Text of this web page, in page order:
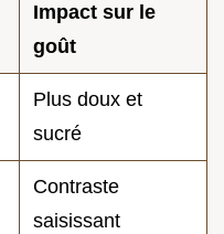
Impact sur le
goût
Plus doux et
sucré
Contraste
saisissant